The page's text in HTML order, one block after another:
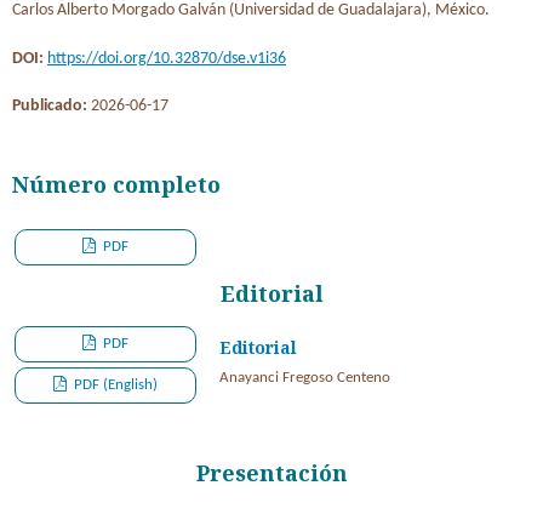
Carlos Alberto Morgado Galván (Universidad de Guadalajara), México.
DOI: https://doi.org/10.32870/dse.v1i36
Publicado: 2026-06-17
Número completo
PDF
Editorial
Editorial
Anayanci Fregoso Centeno
PDF
PDF (English)
Presentación